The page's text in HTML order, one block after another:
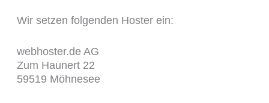
Wir setzen folgenden Hoster ein:
webhoster.de AG
Zum Haunert 22
59519 Möhnesee